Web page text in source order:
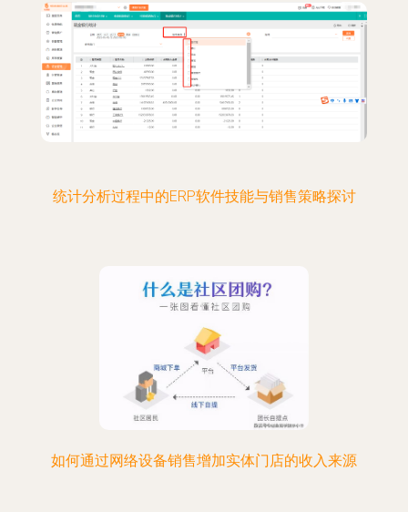
统计分析过程中的ERP软件技能与销售策略探讨
如何通过网络设备销售增加实体门店的收入来源